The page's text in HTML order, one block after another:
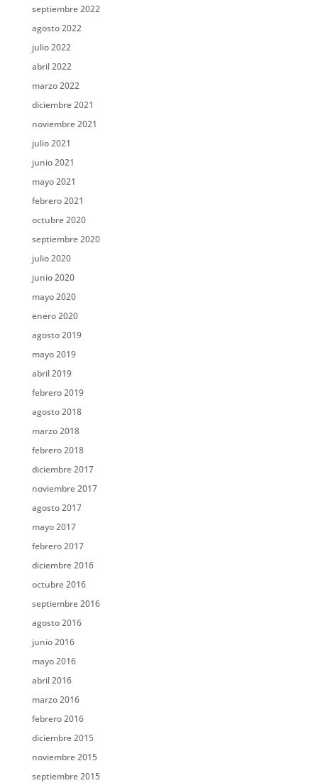
septiembre 2022
agosto 2022
julio 2022
abril 2022
marzo 2022
diciembre 2021
noviembre 2021
julio 2021
junio 2021
mayo 2021
febrero 2021
octubre 2020
septiembre 2020
julio 2020
junio 2020
mayo 2020
enero 2020
agosto 2019
mayo 2019
abril 2019
febrero 2019
agosto 2018
marzo 2018
febrero 2018
diciembre 2017
noviembre 2017
agosto 2017
mayo 2017
febrero 2017
diciembre 2016
octubre 2016
septiembre 2016
agosto 2016
junio 2016
mayo 2016
abril 2016
marzo 2016
febrero 2016
diciembre 2015
noviembre 2015
septiembre 2015